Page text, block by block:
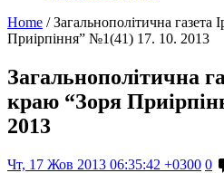
Home / Загальнополітична газета
Приірпіння” №1(41) 17. 10. 2013
Загальнополітична
краю “Зоря
2013
Чт, 17 Жов 2013 06:35:42 +0300 0